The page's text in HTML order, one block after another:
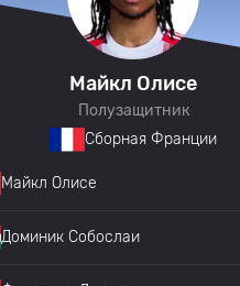
Майкл Олисе
Полузащитник
Сборная Франции
Майкл Олисе
Доминик Собослаи